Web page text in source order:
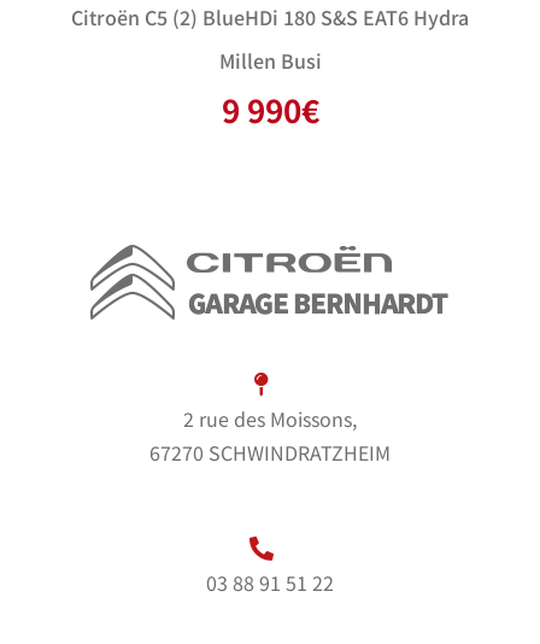
Citroën C5 (2) BlueHDi 180 S&S EAT6 Hydra
Millen Busi
9 990€
2 rue des Moissons,
67270 SCHWINDRATZHEIM
03 88 91 51 22